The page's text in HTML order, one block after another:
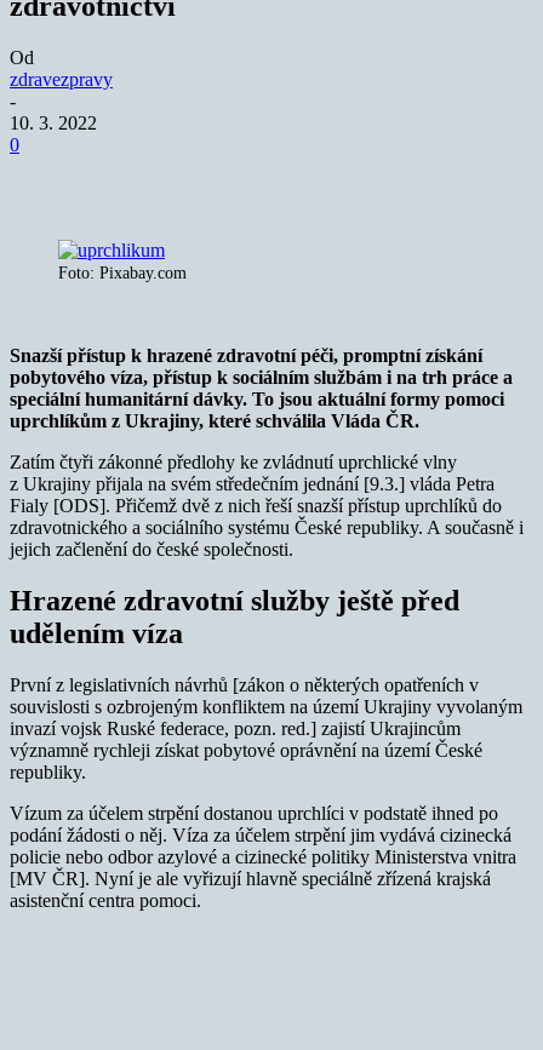
Od
zdravezpravy
-
10. 3. 2022
0
Foto: Pixabay.com
Snazší přístup k hrazené zdravotní péči, promptní získání
pobytového víza, přístup k sociálním službám i na trh práce a
speciální humanitární dávky. To jsou aktuální formy pomoci
uprchlíkům z Ukrajiny, které schválila Vláda ČR.
Zatím čtyři zákonné předlohy ke zvládnutí uprchlické vlny
z Ukrajiny přijala na svém středečním jednání [9.3.] vláda Petra
Fialy [ODS]. Přičemž dvě z nich řeší snazší přístup uprchlíků do
zdravotnického a sociálního systému České republiky. A současně i
jejich začlenění do české společnosti.
Hrazené zdravotní služby ještě před
udělením víza
První z legislativních návrhů [zákon o některých opatřeních v
souvislosti s ozbrojeným konfliktem na území Ukrajiny vyvolaným
invazí vojsk Ruské federace, pozn. red.] zajistí Ukrajincům
významně rychleji získat pobytové oprávnění na území České
republiky.
Vízum za účelem strpění dostanou uprchlíci v podstatě ihned po
podání žádosti o něj. Víza za účelem strpění jim vydává cizinecká
policie nebo odbor azylové a cizinecké politiky Ministerstva vnitra
[MV ČR]. Nyní je ale vyřizují hlavně speciálně zřízená krajská
asistenční centra pomoci.